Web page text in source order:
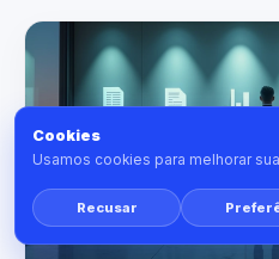
Cookies
Usamos cookies para melhorar
Recusar